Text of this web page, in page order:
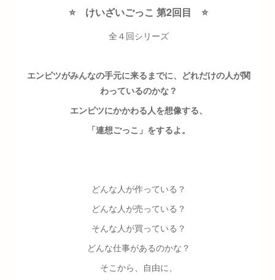
⭐️ けいざいごっこ 第2回目 ⭐️
全４回シリーズ
エンピツがみんなの手元に来るまでに、どれだけの人が関
わっているのかな？
エンピツにかかわる人を想像する、
「連想ごっこ」をするよ。
どんな人が作っている？
どんな人が売っている？
そんな人が買っている？
どんな仕事があるのかな？
そこから、自由に、